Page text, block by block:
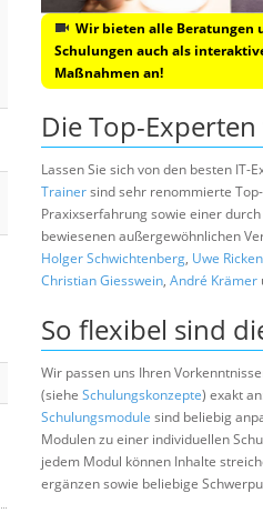
Wir bieten alle Beratungen
Schulungen auch als
Maßnahmen an!
Die Top-
Lassen Sie sich von den besten IT-
Trainersind sehr renommierte
Praxixserfahrung sowie einer durch
bewiesenen außergewöhnlichen
Holger Schwichtenberg, Uwe Ricken
Christian Giesswein, André Krämer
So flexibel sind
Wir passen uns Ihren
(siehe Schulungskonzepte) exakt
Schulungsmodule sind beliebig
Modulen zu einer individuellen
jedem Modul können Inhalte
ergänzen sowie beliebige